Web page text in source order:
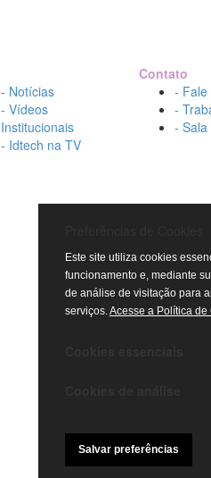
- Notícias
- Vídeos
Institucionais
- Idtech na TV
Contato
- Fale
-
-
Este site utiliza cookies
funcionamento e, mediante
de análise de visitação para
serviços.Acesse a Política de
Salvar preferências